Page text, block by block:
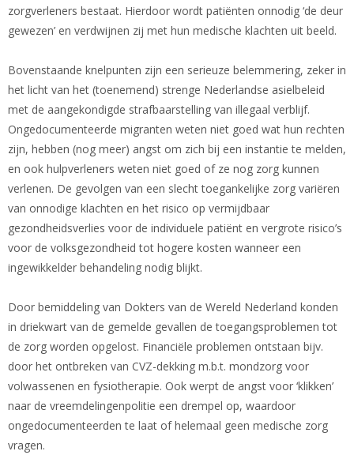
zorgverleners bestaat. Hierdoor wordt patiënten onnodig ‘de deur
gewezen’ en verdwijnen zij met hun medische klachten uit beeld.
Bovenstaande knelpunten zijn een serieuze belemmering, zeker in
het licht van het (toenemend) strenge Nederlandse asielbeleid
met de aangekondigde strafbaarstelling van illegaal verblijf.
Ongedocumenteerde migranten weten niet goed wat hun rechten
zijn, hebben (nog meer) angst om zich bij een instantie te melden,
en ook hulpverleners weten niet goed of ze nog zorg kunnen
verlenen. De gevolgen van een slecht toegankelijke zorg variëren
van onnodige klachten en het risico op vermijdbaar
gezondheidsverlies voor de individuele patiënt en vergrote risico’s
voor de volksgezondheid tot hogere kosten wanneer een
ingewikkelder behandeling nodig blijkt.
Door bemiddeling van Dokters van de Wereld Nederland konden
in driekwart van de gemelde gevallen de toegangsproblemen tot
de zorg worden opgelost. Financiële problemen ontstaan bijv.
door het ontbreken van CVZ-dekking m.b.t. mondzorg voor
volwassenen en fysiotherapie. Ook werpt de angst voor ‘klikken’
naar de vreemdelingenpolitie een drempel op, waardoor
ongedocumenteerden te laat of helemaal geen medische zorg
vragen.